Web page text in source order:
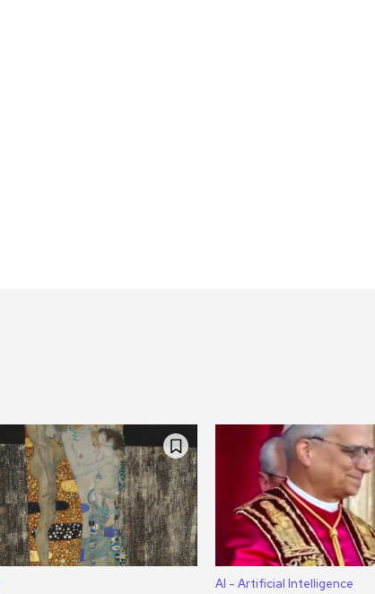
AI - Artificial Intelligence